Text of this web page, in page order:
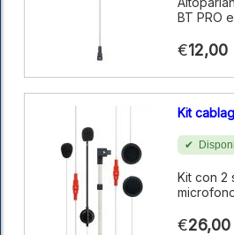
BT PRO
€12,00
Kit
Kit con 2
€26,00